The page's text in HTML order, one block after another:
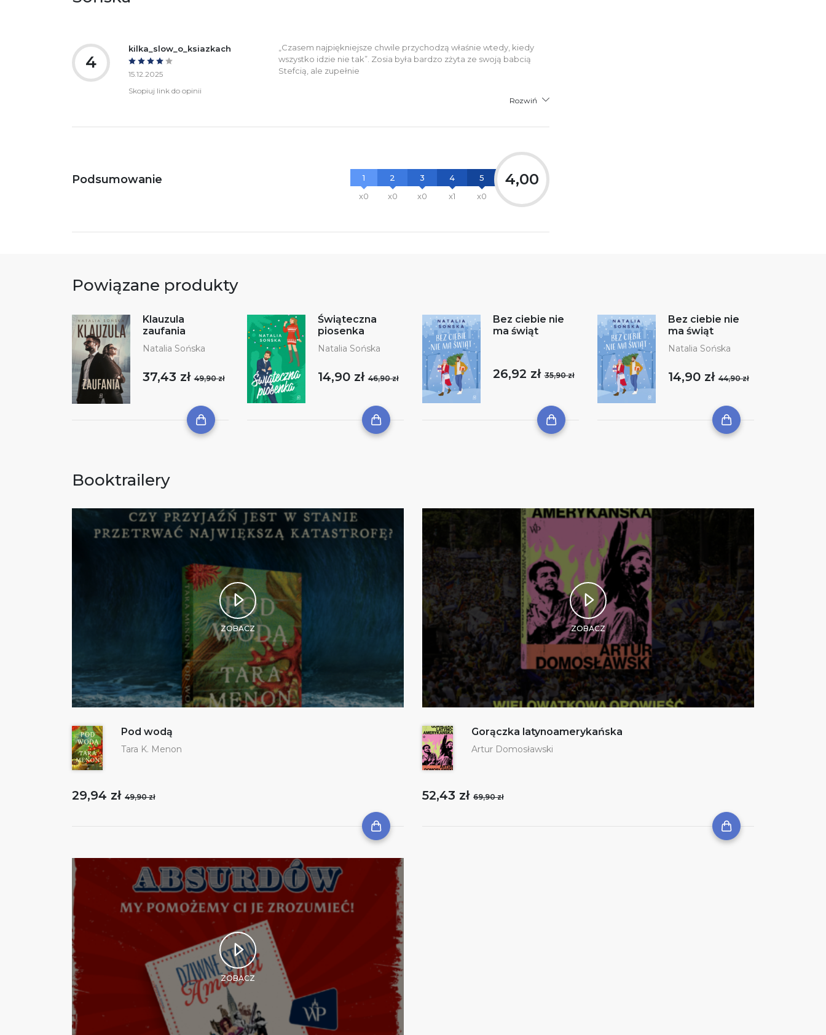
4
kilka_slow_o_ksiazkach
15.12.2025
Skopiuj link do opinii
„Czasem najpiękniejsze chwile przychodzą właśnie wtedy, kiedy
wszystko idzie nie tak”. Zosia była bardzo zżyta ze swoją babcią
Stefcią, ale zupełnie
Rozwiń
Podsumowanie
1
x0
2
x0
3
x0
4
x1
5
x0
4,00
Powiązane produkty
Klauzula
zaufania
Natalia Sońska
37,43 zł49,90 zł
Świąteczna
piosenka
Natalia Sońska
14,90 zł46,90 zł
Bez ciebie nie
ma świąt
26,92 zł35,90 zł
Bez ciebie nie
ma świąt
Natalia Sońska
14,90 zł44,90 zł
Booktrailery
ZOBACZ
Pod wodą
Tara K. Menon
29,94 zł 49,90 zł
ZOBACZ
Gorączka latynoamerykańska
Artur Domosławski
52,43 zł 69,90 zł
ZOBACZ